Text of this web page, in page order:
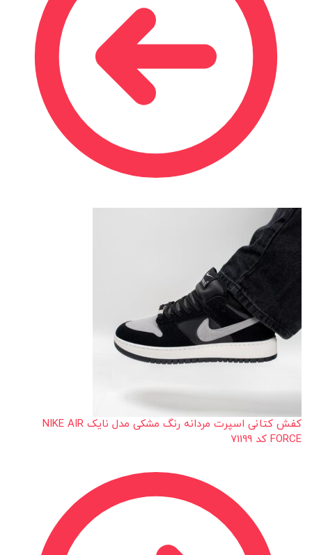
کفش کتانی اسپرت مردانه رنگ مشکی مدل نایک NIKE AIR
FORCE کد 71199